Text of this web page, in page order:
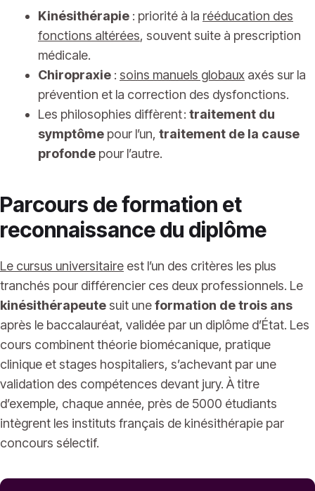
Kinésithérapie : priorité à la rééducation des
fonctions altérées, souvent suite à prescription
médicale.
Chiropraxie : soins manuels globaux axés sur la
prévention et la correction des dysfonctions.
Les philosophies diffèrent : traitement du
symptôme pour l’un, traitement de la cause
profonde pour l’autre.
Parcours de formation et
reconnaissance du diplôme
Le cursus universitaire est l’un des critères les plus
tranchés pour différencier ces deux professionnels. Le
kinésithérapeute suit uneformation de trois ans
après le baccalauréat, validée par un diplôme d’État. Les
cours combinent théorie biomécanique, pratique
clinique et stages hospitaliers, s’achevant par une
validation des compétences devant jury. À titre
d’exemple, chaque année, près de 5000 étudiants
intègrent les instituts français de kinésithérapie par
concours sélectif.